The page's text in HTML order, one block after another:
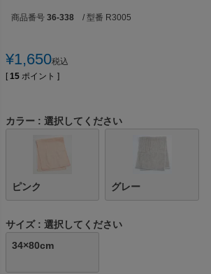
商品番号 36-338 / 型番 R3005
¥1,650税込
[ 15 ポイント ]
カラー 選択してください
ピンク グレー
サイズ
選択してください
34×80cm